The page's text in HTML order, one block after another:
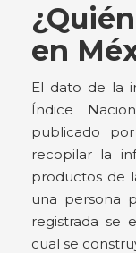
en
El dato de la
Índice
publicado
recopilar la
productos de
una persona
registrada se
cual se